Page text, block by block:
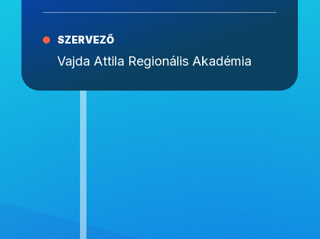
SZERVEZŐ
Vajda Attila Regionális Akadémia